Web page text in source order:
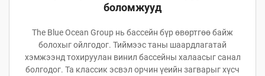
боломжууд
The Blue Ocean Group нь бассейн бүр өвөртгөө байж
болохыг ойлгодог. Тиймээс таны шаардлагатай
хэмжээнд тохируулан винил бассейны халаасыг санал
болгодог. Та классик эсвэл орчин үеийн загварыг хүсч